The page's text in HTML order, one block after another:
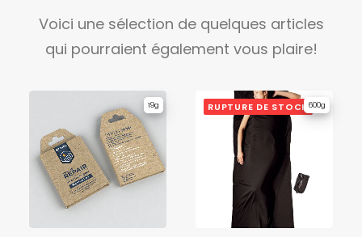
Voici une sélection de quelques articles
qui pourraient également vous plaire!
19g 600g
RUPTURE DE STOCK